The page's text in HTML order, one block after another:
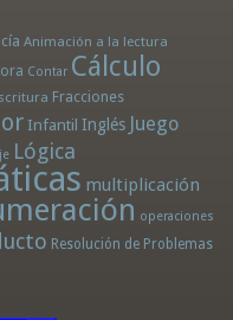
Animación a la lectura
Contar Cálculo
Fracciones
Infantil Inglés Juego
Lógica
multiplicación
operaciones
Resolución de Problemas